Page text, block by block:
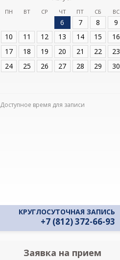
ПН ВТ СР ЧТ ПТ СБ ВС
6 7 8
9
10
11 12 13 14 15
16
17
18 19 20 21 22
23
24
25 26 27 28 29 30
Доступное время для записи
КРУГЛОСУТОЧНАЯ ЗАПИСЬ
+7 (812) 372-66-93
Заявка на прием